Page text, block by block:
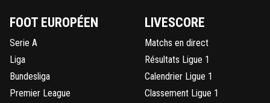
FOOT EUROPÉEN
Serie A
Liga
Bundesliga
Premier League
LIVESCORE
Matchs en direct
Résultats Ligue 1
Calendrier Ligue 1
Classement Ligue 1